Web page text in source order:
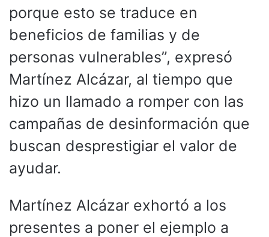
porque esto se traduce en
beneficios de familias y de
personas vulnerables”, expresó
Martínez Alcázar, al tiempo que
hizo un llamado a romper con las
campañas de desinformación que
buscan desprestigiar el valor de
ayudar.
Martínez Alcázar exhortó a los
presentes a poner el ejemplo a